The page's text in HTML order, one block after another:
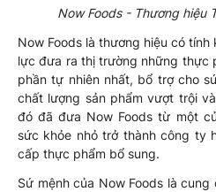
Now Foods - Thương hiệu
Now Foods là thương hiệu có
lực đưa ra thị trường những thực
phần tự nhiên nhất, bổ trợ cho
chất lượng sản phẩm vượt trội
đó đã đưa Now Foods từ một
sức khỏe nhỏ trở thành công ty
cấp thực phẩm bổ sung.
Sứ mệnh của Now Foods là